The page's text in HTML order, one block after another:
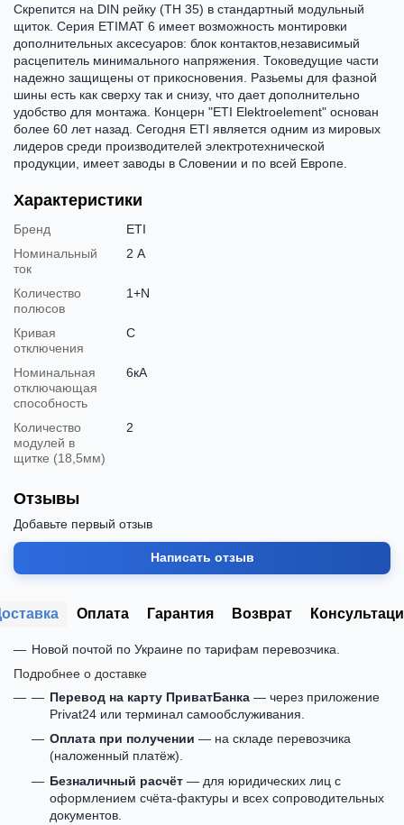
Скрепится на DIN рейку (ТН 35) в стандартный модульный
щиток. Серия ETIMAT 6 имеет возможность монтировки
дополнительных аксесуаров: блок контактов,независимый
расцепитель минимального напряжения. Токоведущие части
надежно защищены от прикосновения. Разьемы для фазной
шины есть как сверху так и снизу, что дает дополнительно
удобство для монтажа. Концерн "ETI Elektroelement" основан
более 60 лет назад. Сегодня ETI является одним из мировых
лидеров среди производителей электротехнической
продукции, имеет заводы в Словении и по всей Европе.
Характеристики
Бренд
ETI
Номинальный
ток
2 А
Количество
полюсов
1+N
Кривая
отключения
C
Номинальная
отключающая
способность
6кА
Количество
модулей в
щитке (18,5мм)
2
Отзывы
Добавьте первый отзыв
Написать отзыв
Оплата Гарантия Возврат
Новой почтой по Украине по тарифам перевозчика.
Подробнее о доставке
Перевод на карту ПриватБанка — через приложение
Privat24 или терминал самообслуживания.
Оплата при получении — на складе перевозчика
(наложенный платёж).
Безналичный расчёт — для юридических лиц с
оформлением счёта-фактуры и всех сопроводительных
документов.